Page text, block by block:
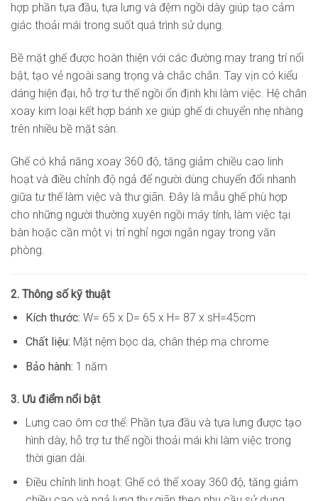
hợp phần tựa đầu, tựa lưng và đệm ngồi dày giúp tạo cảm
giác thoải mái trong suốt quá trình sử dụng.
Bề mặt ghế được hoàn thiện với các đường may trang trí nổi
bật, tạo vẻ ngoài sang trọng và chắc chắn. Tay vịn có kiểu
dáng hiện đại, hỗ trợ tư thế ngồi ổn định khi làm việc. Hệ chân
xoay kim loại kết hợp bánh xe giúp ghế di chuyển nhẹ nhàng
trên nhiều bề mặt sàn.
Ghế có khả năng xoay 360 độ, tăng giảm chiều cao linh
hoạt và điều chỉnh độ ngả để người dùng chuyển đổi nhanh
giữa tư thế làm việc và thư giãn. Đây là mẫu ghế phù hợp
cho những người thường xuyên ngồi máy tính, làm việc tại
bàn hoặc cần một vị trí nghỉ ngơi ngắn ngay trong văn
phòng.
2. Thông số kỹ thuật
Kích thước: W= 65 x D= 65 x H= 87 x sH=45cm
Chất liệu: Mặt nệm bọc da, chân thép mạ chrome
Bảo hành: 1 năm
3. Ưu điểm nổi bật
Lưng cao ôm cơ thể: Phần tựa đầu và tựa lưng được tạo
hình dày, hỗ trợ tư thế ngồi thoải mái khi làm việc trong
thời gian dài.
Điều chỉnh linh hoạt: Ghế có thể xoay 360 độ, tăng giảm